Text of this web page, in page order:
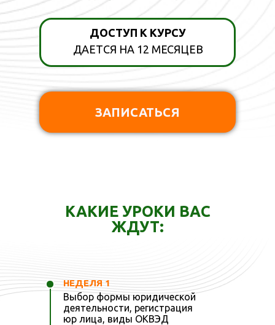
ЗАПИСАТЬСЯ
ДОСТУП К КУРСУ
ДАЕТСЯ НА 12 МЕСЯЦЕВ
Выбор формы юридической
деятельности, регистрация
юр лица, виды ОКВЭД
НЕДЕЛЯ 1
КАКИЕ УРОКИ ВАС
ЖДУТ: